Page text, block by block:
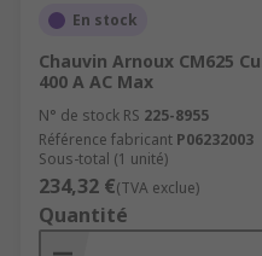
En stock
Chauvin Arnoux CM625
400 A AC Max
N° de stock RS 225-8955
Référence fabricant P06232003
Sous-total (1 unité)
234,32 €(TVA exclue)
Quantité